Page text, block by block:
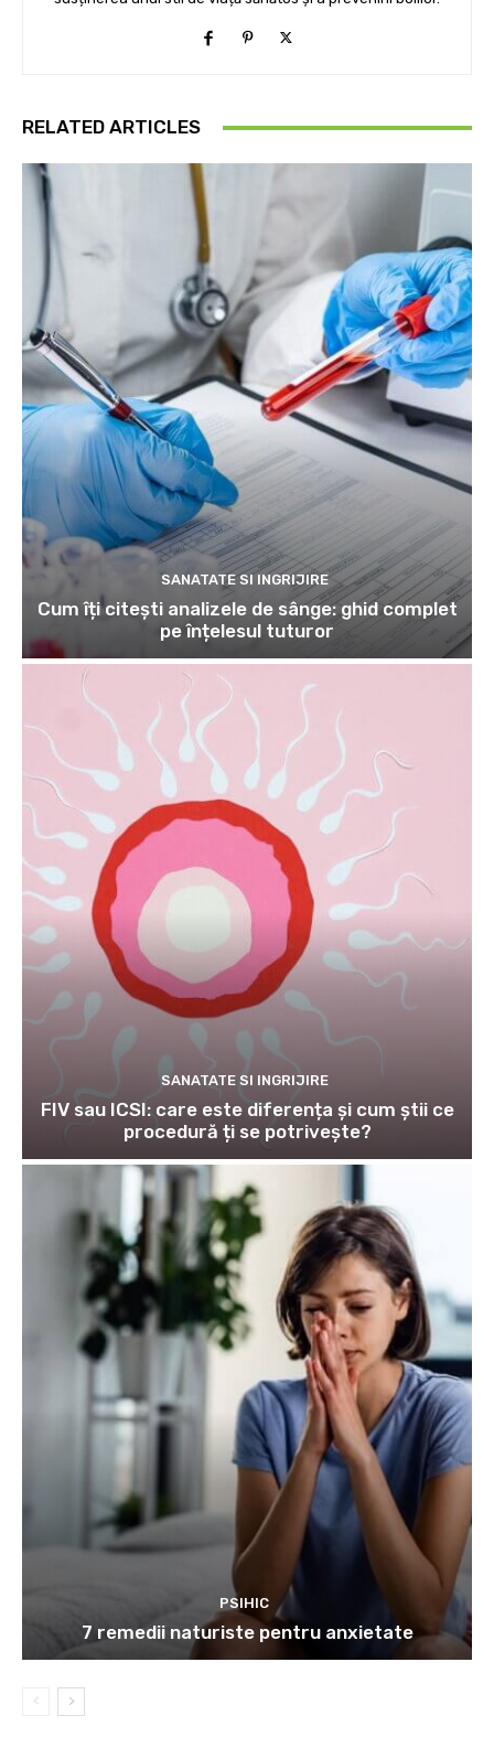
7 remedii naturiste pentru anxietate
LĂSAȚI UN MESAJ
AUTENTIFICAȚI-VĂ PENTRU A LĂSA UN COMENTARIU
Login with your Social ID
I have read and agree toTerms and Conditions
of website and agree to my
personal data being stored and used as per
Privacy Policy
URMĂREȘTE-NE
75,000 Fani
800 Cititori CONECTAȚI-VĂ
500 Cititori CONECTAȚI-VĂ
ABONAȚI-VĂ
ULTIMELE ARTICOLE
SANATATE SI INGRIJIRE
Cum îți citești analizele de sânge:
ghid complet pe înțelesul tuturor
SANATATE SI INGRIJIRE
FIV sau ICSI: care este diferența și
cum știi ce procedură ți se
potrivește?
PSIHIC
7 remedii naturiste pentru
anxietate
NUTRITIE
Cum să ai tendoane şi ligamente
rezistente
SANATATEA BARBATILOR
De ce ni se usucă gura în timpul
somnului? – Cauze reale și remedii
naturale eficiente
Încărcați mai multe
sanatatedefier.ro este o resursă de încredere ce oferă